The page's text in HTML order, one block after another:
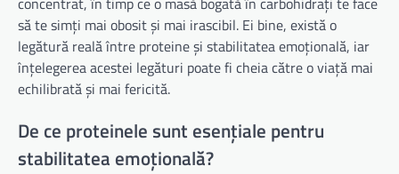
să te simți mai obosit și mai irascibil. Ei bine, există o
legătură reală între proteine și stabilitatea emoțională, iar
înțelegerea acestei legături poate fi cheia către o viață mai
echilibrată și mai fericită.
De ce proteinele sunt esențiale pentru
stabilitatea emoțională?